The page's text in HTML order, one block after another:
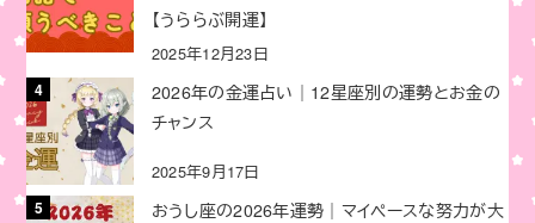
【うららぶ開運】
2025年12月23日
2026年の金運占い｜12星座別の運勢とお金の
チャンス
2025年9月17日
おうし座の2026年運勢｜マイペースな努力が大